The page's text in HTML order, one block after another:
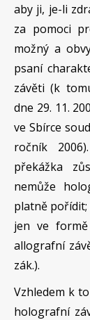
aby ji, je-li
za pomoci
možný a
psaní
závěti (k
dne 29. 11.
ve Sbírce
ročník
překážka
nemůže
platně pořídit;
jen ve
allografní
zák.).
Vzhledem k
holografní